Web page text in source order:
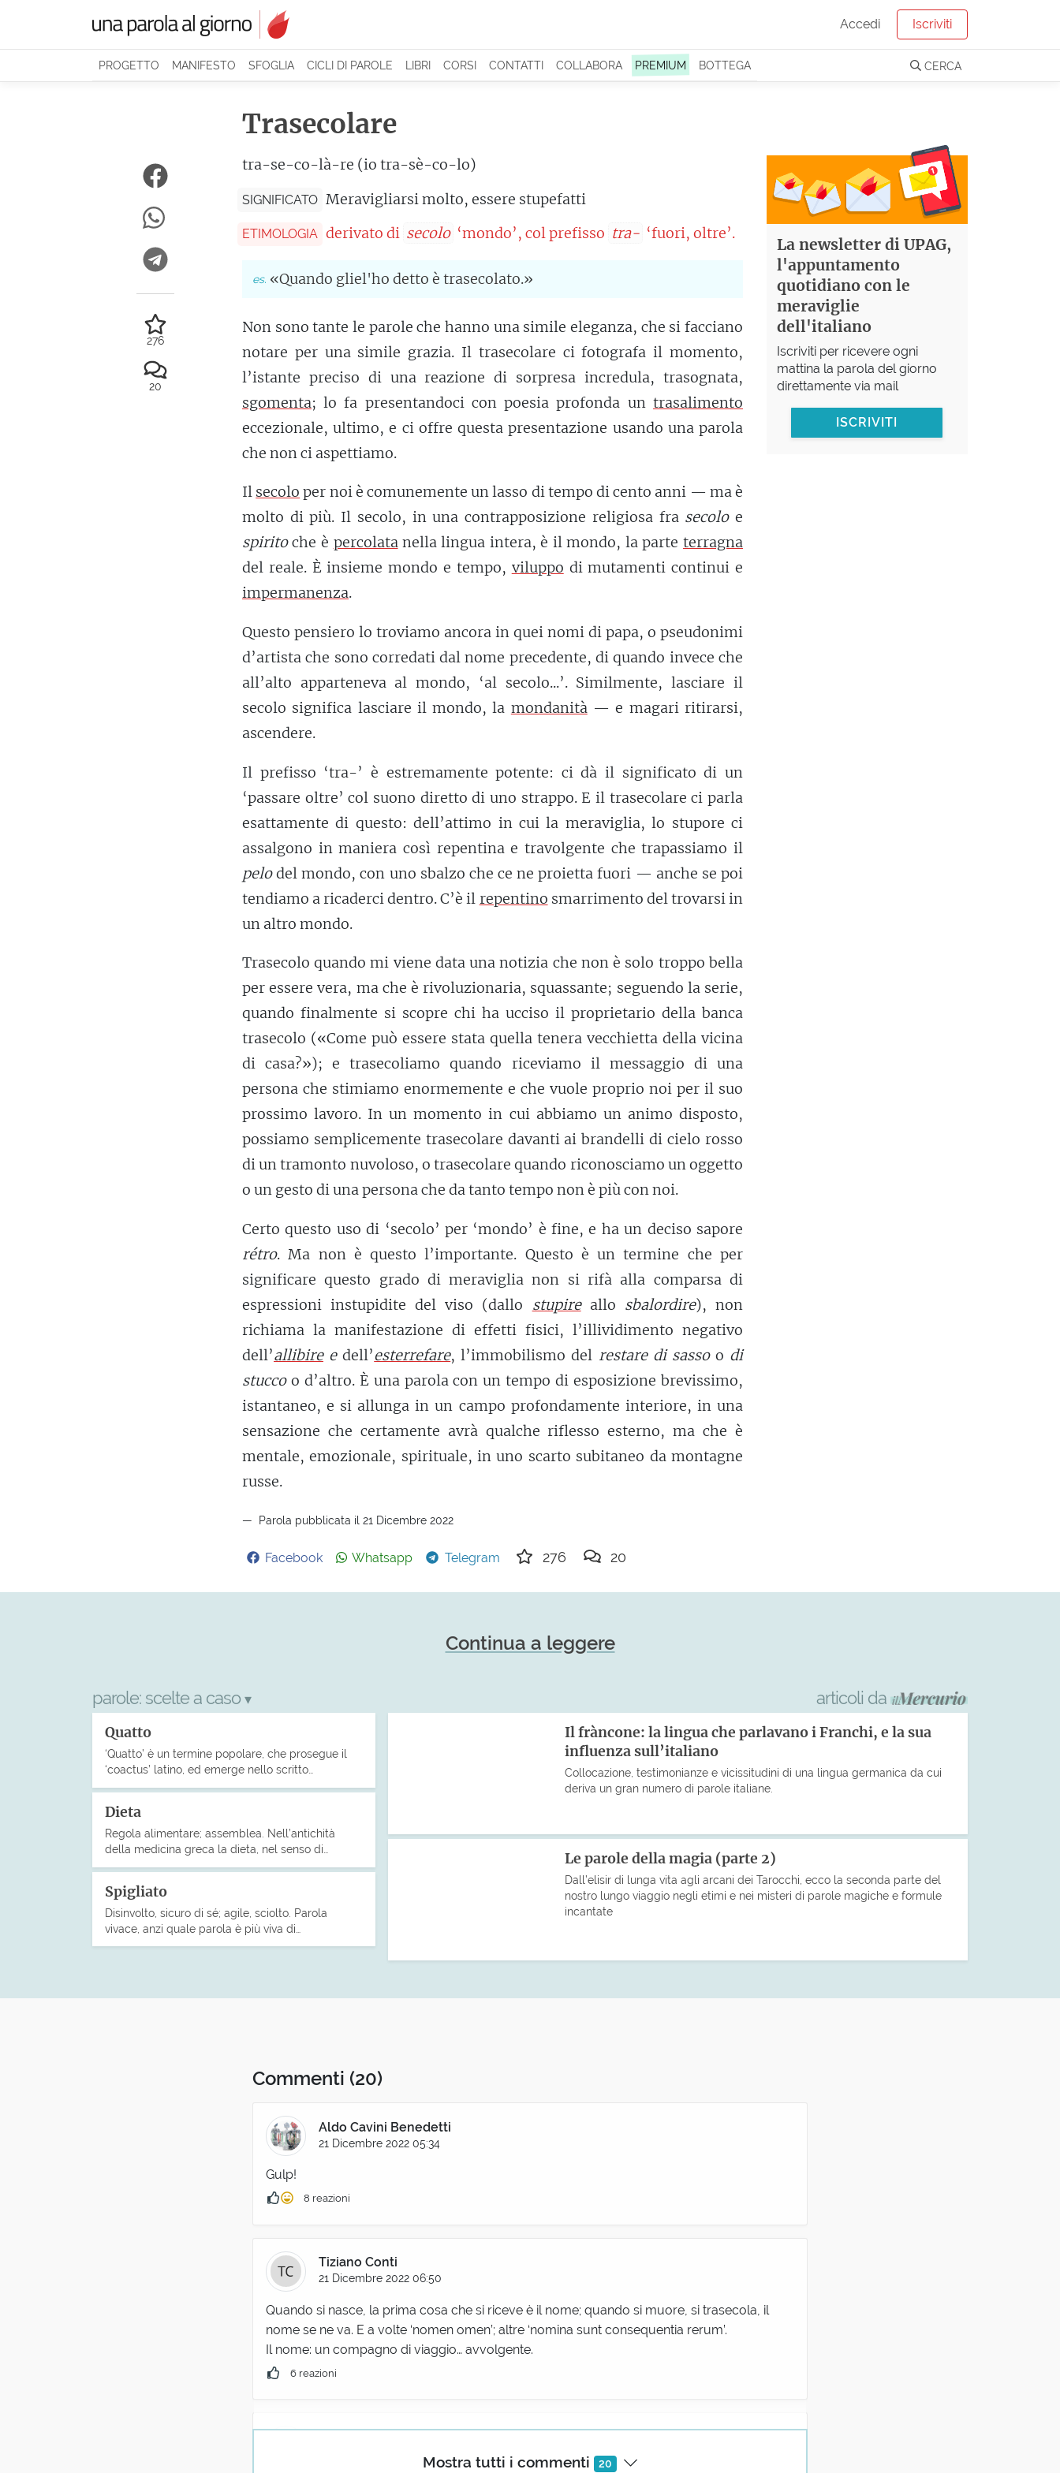
Accedi Iscriviti
PROGETTO MANIFESTO SFOGLIA CICLI DI PAROLE LIBRI CORSI CONTATTI COLLABORA PREMIUM BOTTEGA CERCA
Trasecolare
tra-se-co-là-re (io tra-sè-co-lo)
SIGNIFICATO Meravigliarsi molto, essere stupefatti
ETIMOLOGIA derivato di secolo ‘mondo’, col prefisso tra- ‘fuori, oltre’.
«Quando gliel'ho detto è trasecolato.»
Non sono tante le parole che hanno una simile eleganza, che si facciano
notare per una simile grazia. Il trasecolare ci fotografa il momento,
l’istante preciso di una reazione di sorpresa incredula, trasognata,
sgomenta; lo fa presentandoci con poesia profonda un trasalimento
eccezionale, ultimo, e ci offre questa presentazione usando una parola
che non ci aspettiamo.
Il secolo per noi è comunemente un lasso di tempo di cento anni — ma è
molto di più. Il secolo, in una contrapposizione religiosa fra secoloe
spiritoche è percolatanella lingua intera, è il mondo, la parte terragna
del reale. È insieme mondo e tempo, viluppo di mutamenti continui e
impermanenza.
Questo pensiero lo troviamo ancora in quei nomi di papa, o pseudonimi
d’artista che sono corredati dal nome precedente, di quando invece che
all’alto apparteneva al mondo, ‘al secolo...’. Similmente, lasciare il
secolo significa lasciare il mondo, la mondanità— e magari ritirarsi,
ascendere.
Il prefisso ‘tra-’ è estremamente potente: ci dà il significato di un
‘passare oltre’ col suono diretto di uno strappo. E il trasecolare ci parla
esattamente di questo: dell’attimo in cui la meraviglia, lo stupore ci
assalgono in maniera così repentina e travolgente che trapassiamo il
pelodel mondo, con uno sbalzo che ce ne proietta fuori — anche se poi
tendiamo a ricaderci dentro. C’è il repentino smarrimento del trovarsi in
un altro mondo.
Trasecolo quando mi viene data una notizia che non è solo troppo bella
per essere vera, ma che è rivoluzionaria, squassante; seguendo la serie,
quando finalmente si scopre chi ha ucciso il proprietario della banca
trasecolo («Come può essere stata quella tenera vecchietta della vicina
di casa?»); e trasecoliamo quando riceviamo il messaggio di una
persona che stimiamo enormemente e che vuole proprio noi per il suo
prossimo lavoro. In un momento in cui abbiamo un animo disposto,
possiamo semplicemente trasecolare davanti ai brandelli di cielo rosso
di un tramonto nuvoloso, o trasecolare quando riconosciamo un oggetto
o un gesto di una persona che da tanto tempo non è più con noi.
Certo questo uso di ‘secolo’ per ‘mondo’ è fine, e ha un deciso sapore
rétro. Ma non è questo l’importante. Questo è un termine che per
significare questo grado di meraviglia non si rifà alla comparsa di
espressioni instupidite del viso (dallo stupireallo sbalordire), non
richiama la manifestazione di effetti fisici, l’illividimento negativo
dell’allibireedell’esterrefare, l’immobilismo del restare di sassoo di
stuccoo d’altro. È una parola con un tempo di esposizione brevissimo,
istantaneo, e si allunga in un campo profondamente interiore, in una
sensazione che certamente avrà qualche riflesso esterno, ma che è
mentale, emozionale, spirituale, in uno scarto subitaneo da montagne
russe.
Parola pubblicata il 21 Dicembre 2022
Facebook Whatsapp Telegram 276 20
276
20
La newsletter di UPAG,
l'appuntamento
quotidiano con le
meraviglie
dell'italiano
Iscriviti per ricevere ogni
mattina la parola del giorno
direttamente via mail
ISCRIVITI
Continua a leggere
parole: scelte a caso ▾
Quatto
‘Quatto’ è un termine popolare, che prosegue il
‘coactus’ latino, ed emerge nello scritto…
Dieta
Regola alimentare; assemblea. Nell’antichità
della medicina greca la dieta, nel senso di…
Spigliato
Disinvolto, sicuro di sé; agile, sciolto. Parola
vivace, anzi quale parola è più viva di…
articoli da
Il fràncone: la lingua che parlavano i Franchi, e la sua
influenza sull’italiano
Collocazione, testimonianze e vicissitudini di una lingua germanica da cui
deriva un gran numero di parole italiane.
Le parole della magia (parte 2)
Dall’elisir di lunga vita agli arcani dei Tarocchi, ecco la seconda parte del
nostro lungo viaggio negli etimi e nei misteri di parole magiche e formule
incantate
Commenti (20)
Mostra tutti i commenti 20
Aldo Cavini Benedetti
21 Dicembre 2022 05:34
Gulp!
8 reazioni
Tiziano Conti
21 Dicembre 2022 06:50
Quando si nasce, la prima cosa che si riceve è il nome; quando si muore, si trasecola, il
nome se ne va. E a volte ‘nomen omen’; altre ‘nomina sunt consequentia rerum’.
Il nome: un compagno di viaggio… avvolgente.
6 reazioni